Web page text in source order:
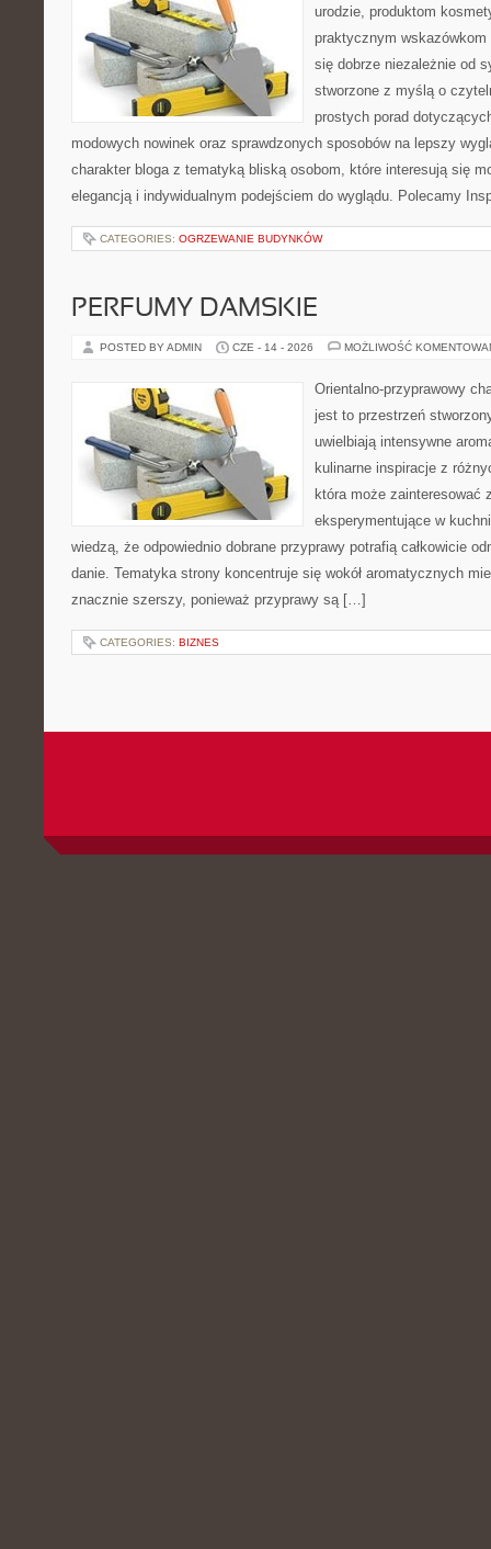
urodzie, produktom
praktycznym
się dobrze niezależnie od
stworzone z myślą o
prostych porad
modowych nowinek oraz sprawdzonych sposobów na lepszy
charakter bloga z tematyką bliską osobom, które interesują się
elegancją i indywidualnym podejściem do wyglądu. Polecamy
CATEGORIES: OGRZEWANIE BUDYNKÓW
PERFUMY DAMSKIE
POSTED BY ADMIN CZE - 14 - 2026 MOŻLIWOŚĆ
Orientalno-przyprawowy
jest to przestrzeń
uwielbiają intensywne
kulinarne inspiracje z
która może zainteresować
eksperymentujące w
wiedzą, że odpowiednio dobrane przyprawy potrafią całkowicie
danie. Tematyka strony koncentruje się wokół aromatycznych
znacznie szerszy, ponieważ przyprawy są […]
CATEGORIES: BIZNES